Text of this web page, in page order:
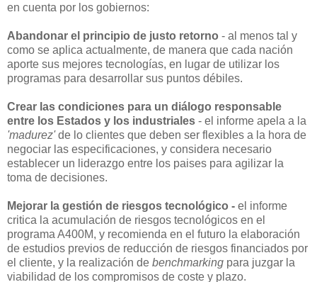
en cuenta por los gobiernos:
Abandonar el principio de justo retorno - al menos tal y
como se aplica actualmente, de manera que cada nación
aporte sus mejores tecnologías, en lugar de utilizar los
programas para desarrollar sus puntos débiles.
Crear las condiciones para un diálogo responsable
entre los Estados y los industriales - el informe apela a la
'madurez'de lo clientes que deben ser flexibles a la hora de
negociar las especificaciones, y considera necesario
establecer un liderazgo entre los paises para agilizar la
toma de decisiones.
Mejorar la gestión de riesgos tecnológico - el informe
critica la acumulación de riesgos tecnológicos en el
programa A400M, y recomienda en el futuro la elaboración
de estudios previos de reducción de riesgos financiados por
el cliente, y la realización de benchmarking para juzgar la
viabilidad de los compromisos de coste y plazo.